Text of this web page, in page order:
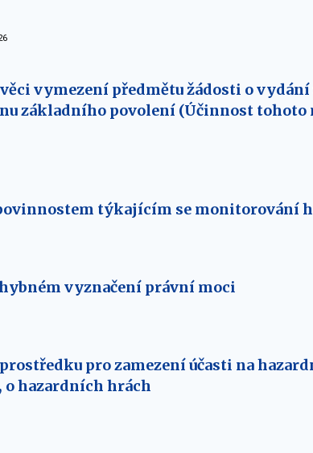
vymezení předmětu žádosti o
základního povolení (Účinnost tohoto
týkajícím se monitorování
vyznačení právní moci
pro zamezení účasti na
o hazardních hrách